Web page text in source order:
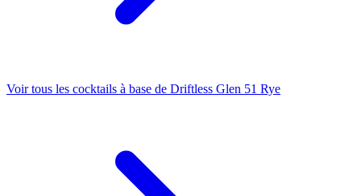
Voir tous les cocktails à base de Driftless Glen 51 Rye